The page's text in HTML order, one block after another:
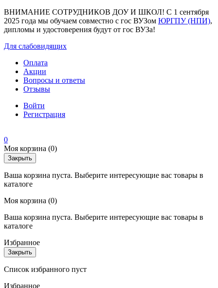
ВНИМАНИЕ СОТРУДНИКОВ ДОУ И ШКОЛ! С 1 сентября
2025 года мы обучаем совместно с гос ВУЗом ЮРГПУ (НПИ),
дипломы и удостоверения будут от гос ВУЗа!
Для слабовидящих
Оплата
Акции
Вопросы и ответы
Отзывы
Войти
Регистрация
0
Моя корзина (0)
Закрыть
Ваша корзина пуста. Выберите интересующие вас товары в
каталоге
Моя корзина (0)
Ваша корзина пуста. Выберите интересующие вас товары в
каталоге
Избранное
Закрыть
Список избранного пуст
Избранное